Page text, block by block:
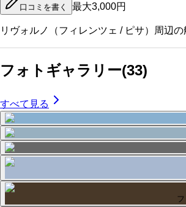
口コミを書く 最大3,000円
リヴォルノ（フィレンツェ / ピサ） 周辺
フォトギャラリー(33)
すべて見る